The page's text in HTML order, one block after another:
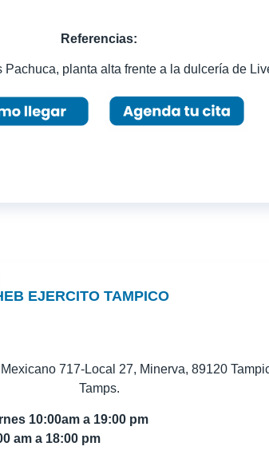
Referencias:
Pachuca, planta alta frente a la dulcería de
EJERCITO TAMPICO
717-Local 27, Minerva, 89120
Tamps.
10:00am a 19:00 pm
am a 18:00 pm